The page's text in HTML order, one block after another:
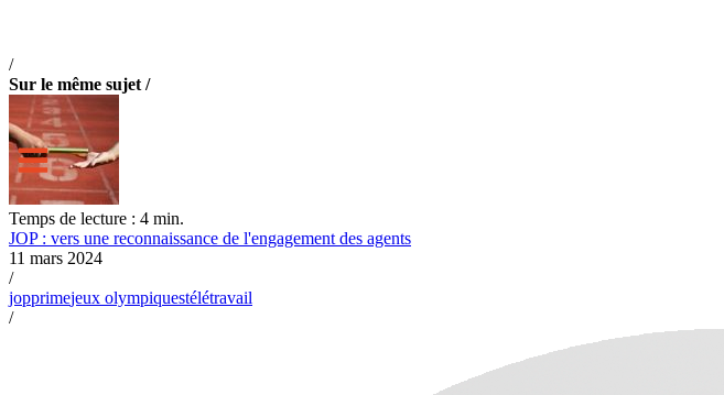
/
Sur le même sujet /
Temps de lecture : 4 min.
JOP : vers une reconnaissance de l'engagement des agents
11 mars 2024
/
jopprimejeux olympiquestélétravail
/